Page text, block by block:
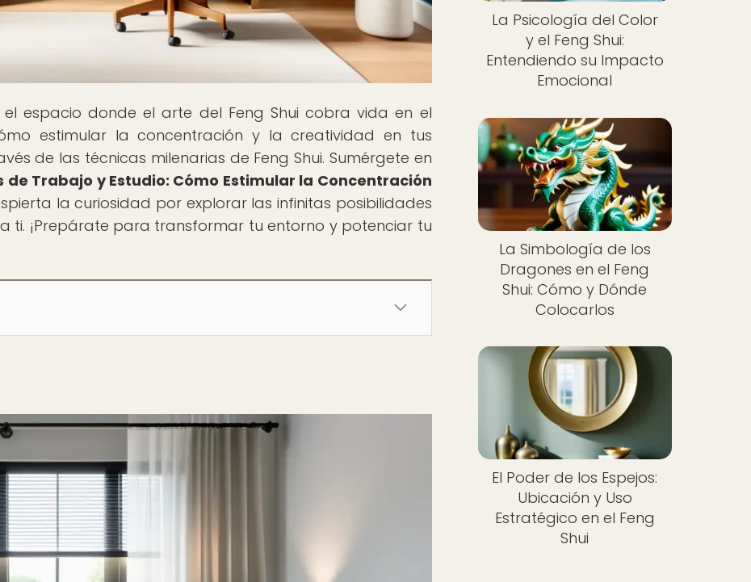
el espacio donde el arte del Feng Shui cobra vida en el
estimular la concentración y la creatividad en tus
de las técnicas milenarias de Feng Shui. Sumérgete en
de Trabajo y Estudio: Cómo Estimular la Concentración
la curiosidad por explorar las infinitas posibilidades
ti. ¡Prepárate para transformar tu entorno y potenciar tu
La Psicología del Color
y el Feng Shui:
Entendiendo su Impacto
Emocional
La Simbología de los
Dragones en el Feng
Shui: Cómo y Dónde
Colocarlos
El Poder de los Espejos:
Ubicación y Uso
Estratégico en el Feng
Shui